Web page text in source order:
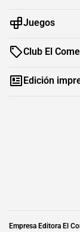
Juegos
Club El
Edición
Empresa Editora El